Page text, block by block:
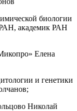
биологии
академик РАН
Елена
и генетики
Николай